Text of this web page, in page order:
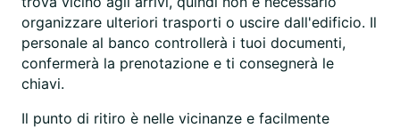
organizzare ulteriori trasporti o uscire dall'edificio. Il
personale al banco controllerà i tuoi documenti,
confermerà la prenotazione e ti consegnerà le
chiavi.
Il punto di ritiro è nelle vicinanze e facilmente